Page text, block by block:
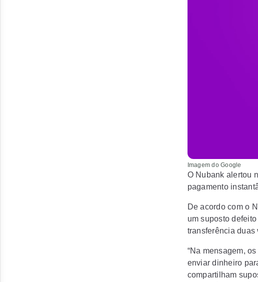
Imagem do Google
O Nubank alertou
pagamento
De acordo com o
um suposto
transferência duas
“Na mensagem,
enviar dinheiro
compartilham